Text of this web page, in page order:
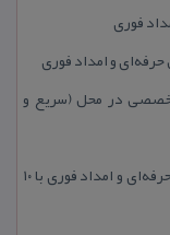
فوری
و امداد فوری
در محل (سریع و
تعمیرگاه تخصصی كوییك در مشهد | عیب‌یابی حرفه‌ای و امداد فوری با ۱۰